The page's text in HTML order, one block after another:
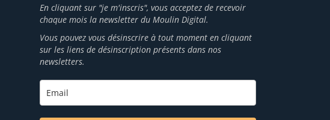
En cliquant sur "je m'inscris", vous acceptez de recevoir
chaque mois la newsletter du Moulin Digital.
Vous pouvez vous désinscrire à tout moment en cliquant
sur les liens de désinscription présents dans nos
newsletters.